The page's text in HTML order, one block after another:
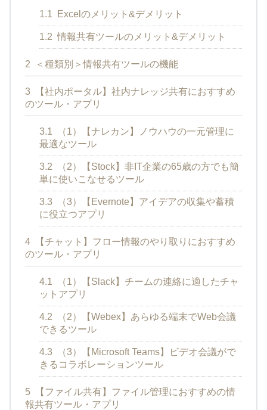
1.1 Excelのメリット&デメリット
1.2 情報共有ツールのメリット&デメリット
2 ＜種類別＞情報共有ツールの機能
3
【社内ポータル】社内ナレッジ共有におすすめ
のツール・アプリ
3.1
（1）【ナレカン】ノウハウの一元管理に
最適なツール
3.2
（2）【Stock】非IT企業の65歳の方でも簡
単に使いこなせるツール
3.3
（3）【Evernote】アイデアの収集や蓄積
に役立つアプリ
4
【チャット】フロー情報のやり取りにおすすめ
のツール・アプリ
4.1
（1）【Slack】チームの連絡に適したチャ
ットアプリ
4.2
（2）【Webex】あらゆる端末でWeb会議
できるツール
4.3
（3）【Microsoft Teams】ビデオ会議がで
きるコラボレーションツール
5
【ファイル共有】ファイル管理におすすめの情
報共有ツール・アプリ